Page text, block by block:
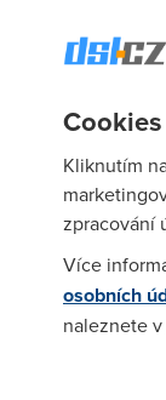
adsl pripojeni
teto oblasti
09:38:19)
- víceportový
ethernetu,
14:19:37)
router od
rozhraní a
Kliknutím
zpracování
Více
osobních
naleznete v